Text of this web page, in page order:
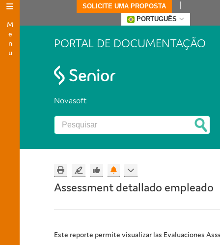
Menu
SOLICITE UMA PROPOSTA
PORTUGUÊS
PORTAL DE DOCUMENTAÇÃO
Novasoft
Assessment detallado empleado
Este reporte permite visualizar las Evaluaciones